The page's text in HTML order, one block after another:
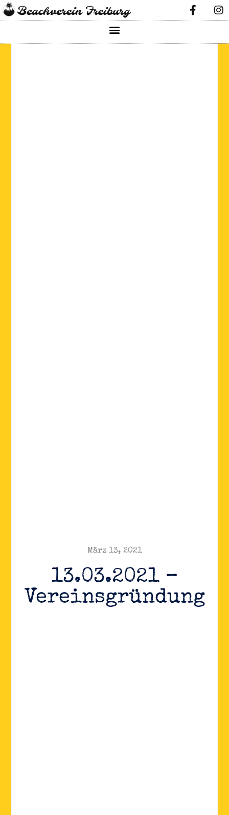
März 13, 2021
13.03.2021 –
Vereinsgründung